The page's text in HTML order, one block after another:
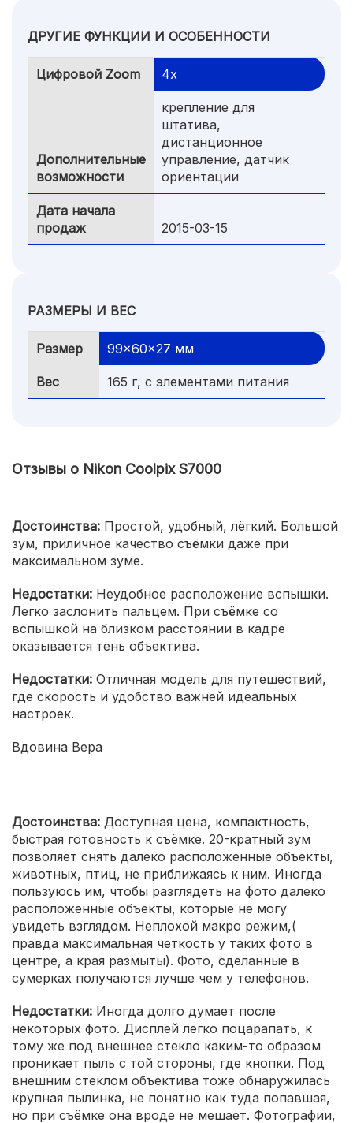
ДРУГИЕ ФУНКЦИИ И ОСОБЕННОСТИ
Цифровой Zoom 4x
Дополнительные
возможности
крепление для
штатива,
дистанционное
управление, датчик
ориентации
Дата начала
продаж
2015-03-15
РАЗМЕРЫ И ВЕС
Размер 99x60x27 мм
Вес 165 г, с элементами питания
Отзывы о Nikon Coolpix S7000
Достоинства: Простой, удобный, лёгкий. Большой
зум, приличное качество съёмки даже при
максимальном зуме.
Недостатки: Неудобное расположение вспышки.
Легко заслонить пальцем. При съёмке со
вспышкой на близком расстоянии в кадре
оказывается тень объектива.
Недостатки: Отличная модель для путешествий,
где скорость и удобство важней идеальных
настроек.
Вдовина Вера
Достоинства: Доступная цена, компактность,
быстрая готовность к съёмке. 20-кратный зум
позволяет снять далеко расположенные объекты,
животных, птиц, не приближаясь к ним. Иногда
пользуюсь им, чтобы разглядеть на фото далеко
расположенные объекты, которые не могу
увидеть взглядом. Неплохой макро режим,(
правда максимальная четкость у таких фото в
центре, а края размыты). Фото, сделанные в
сумерках получаются лучше чем у телефонов.
Недостатки: Иногда долго думает после
некоторых фото. Дисплей легко поцарапать, к
тому же под внешнее стекло каким-то образом
проникает пыль с той стороны, где кнопки. Под
внешним стеклом объектива тоже обнаружилась
крупная пылинка, не понятно как туда попавшая,
но при съёмке она вроде не мешает. Фотографии,